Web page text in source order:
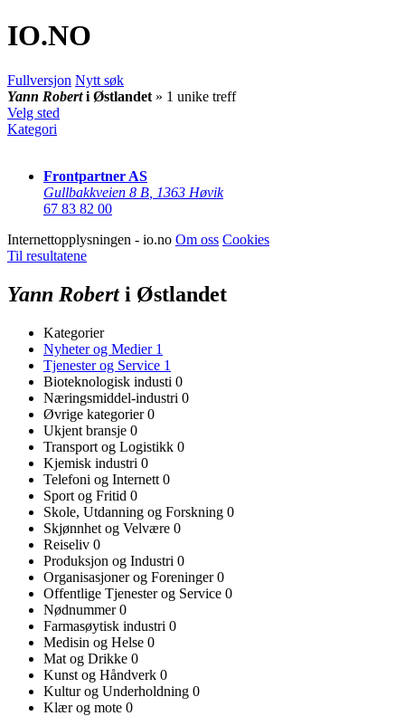
IO.NO
Fullversjon Nytt søk
Yann Roberti Østlandet » 1 unike treff
Velg sted
Kategori
Frontpartner AS
Gullbakkveien 8 B 1363 Høvik
67 83 82 00
Internettopplysningen - io.no Om oss Cookies
Til resultatene
Yann Roberti Østlandet
Kategorier
Nyheter og Medier 1
Tjenester og Service 1
Bioteknologisk industi 0
Næringsmiddel-industri 0
Øvrige kategorier0
Ukjent bransje 0
Transport og Logistikk 0
Kjemisk industri 0
Telefoni og Internett 0
Sport og Fritid 0
Skole, Utdanning og Forskning 0
Skjønnhet og Velvære 0
Reiseliv 0
Produksjon og Industri 0
Organisasjoner og Foreninger0
Offentlige Tjenester og Service 0
Nødnummer0
Farmasøytisk industri 0
Medisin og Helse 0
Mat og Drikke 0
Kunst og Håndverk 0
Kultur og Underholdning 0
Klær og mote 0